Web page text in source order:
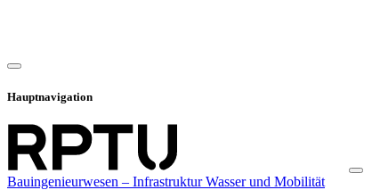
Hauptnavigation
Bauingenieurwesen – Infrastruktur Wasser und Mobilität